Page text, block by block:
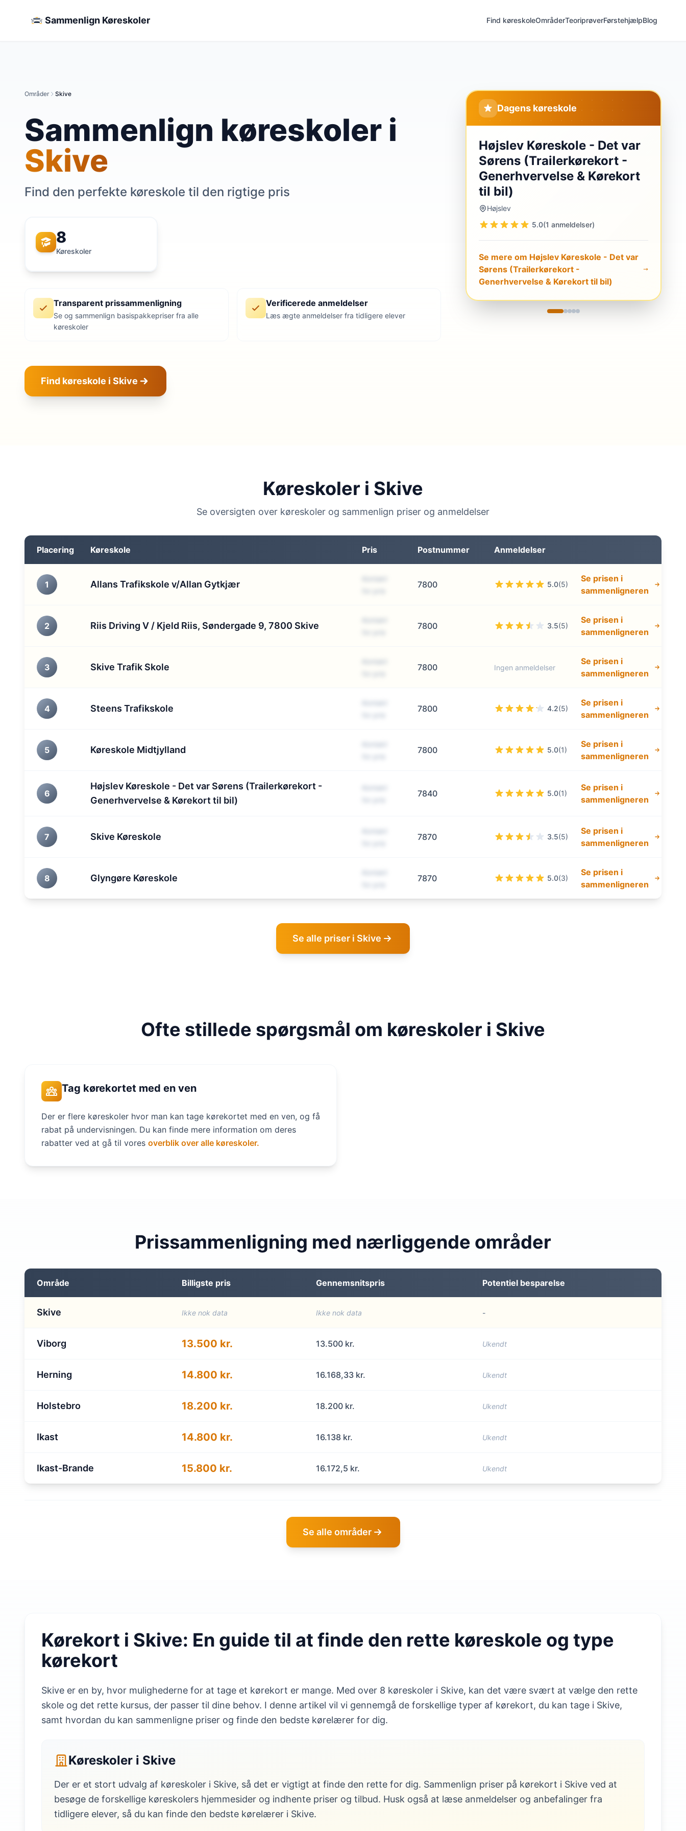
Sammenlign Køreskoler Find køreskoleOmråderTeoriprøverFørstehjælpBlog
Områder Skive
Sammenlign køreskoler i
Skive
Find den perfekte køreskole til den rigtige pris
8
Køreskoler
Transparent prissammenligning
Se og sammenlign basispakkepriser fra alle
køreskoler
Verificerede anmeldelser
Læs ægte anmeldelser fra tidligere elever
Find køreskole i Skive
Dagens køreskole
Højslev Køreskole - Det var
Sørens (Trailerkørekort -
Generhvervelse & Kørekort
til bil)
Højslev
5.0(1 anmeldelser)
Se mere om Højslev Køreskole - Det var
Sørens (Trailerkørekort -
Generhvervelse & Kørekort til bil)
Køreskoler i Skive
Se oversigten over køreskoler og sammenlign priser og anmeldelser
Placering Køreskole Pris Postnummer Anmeldelser
1 Allans Trafikskole v/Allan Gytkjær 7800 5.0(5)
Se prisen i
sammenligneren
2 Riis Driving V / Kjeld Riis, Søndergade 9, 7800 Skive 7800 3.5(5)
Se prisen i
sammenligneren
3 Skive Trafik Skole 7800 Ingen anmeldelser
Se prisen i
sammenligneren
4 Steens Trafikskole 7800 4.2(5)
Se prisen i
sammenligneren
5 Køreskole Midtjylland 7800 5.0(1)
Se prisen i
sammenligneren
6
Højslev Køreskole - Det var Sørens (Trailerkørekort -
Generhvervelse & Kørekort til bil)
7840 5.0(1)
Se prisen i
sammenligneren
7 Skive Køreskole 7870 3.5(5)
Se prisen i
sammenligneren
8 Glyngøre Køreskole 7870 5.0(3)
Se prisen i
sammenligneren
Se alle priser i Skive
Ofte stillede spørgsmål om køreskoler i Skive
Tag kørekortet med en ven
Der er flere køreskoler hvor man kan tage kørekortet med en ven, og få
rabat på undervisningen. Du kan finde mere information om deres
rabatter ved at gå til vores overblik over alle køreskoler.
Prissammenligning med nærliggende områder
Område Billigste pris Gennemsnitspris Potentiel besparelse
Skive Ikke nok data Ikke nok data -
Viborg 13.500 kr. 13.500 kr. Ukendt
Herning 14.800 kr. 16.168,33 kr. Ukendt
Holstebro 18.200 kr. 18.200 kr. Ukendt
Ikast 14.800 kr. 16.138 kr. Ukendt
Ikast-Brande 15.800 kr. 16.172,5 kr. Ukendt
Se alle områder
Kørekort i Skive: En guide til at finde den rette køreskole og type
kørekort
Skive er en by, hvor mulighederne for at tage et kørekort er mange. Med over 8 køreskoler i Skive, kan det være svært at vælge den rette
skole og det rette kursus, der passer til dine behov. I denne artikel vil vi gennemgå de forskellige typer af kørekort, du kan tage i Skive,
samt hvordan du kan sammenligne priser og finde den bedste kørelærer for dig.
Køreskoler i Skive
Der er et stort udvalg af køreskoler i Skive, så det er vigtigt at finde den rette for dig. Sammenlign priser på kørekort i Skive ved at
besøge de forskellige køreskolers hjemmesider og indhente priser og tilbud. Husk også at læse anmeldelser og anbefalinger fra
tidligere elever, så du kan finde den bedste kørelærer i Skive.